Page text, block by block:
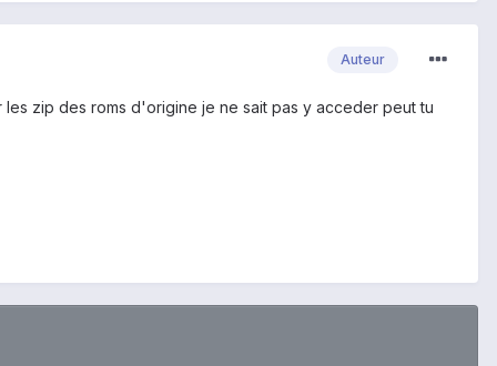
Auteur
zip des roms d'origine je ne sait pas y acceder peut tu